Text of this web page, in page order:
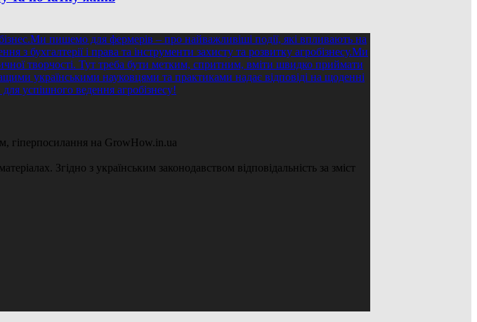
гіперпосилання на GrowHow.in.ua
Згідно з українським законодавством відповідальність за зміст